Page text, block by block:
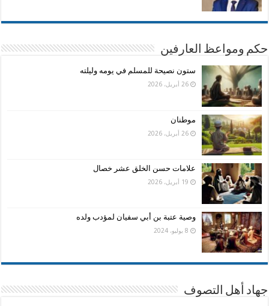
حكم ومواعظ العارفين
ستون نصيحة للمسلم في يومه وليلته
26 أبريل، 2026
موطنان
26 أبريل، 2026
علامات حسن الخلق عشر خصال
19 أبريل، 2026
وصية عتبة بن أبي سفيان لمؤدب ولده
8 يوليو، 2024
جهاد أهل التصوف